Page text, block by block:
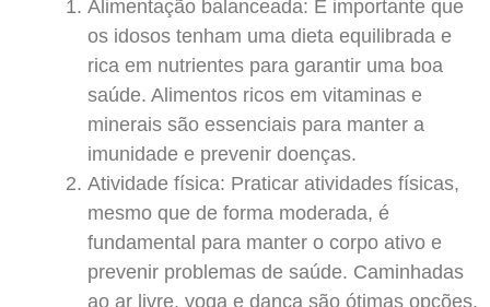
Alimentação balanceada: É importante que
os idosos tenham uma dieta equilibrada e
rica em nutrientes para garantir uma boa
saúde. Alimentos ricos em vitaminas e
minerais são essenciais para manter a
imunidade e prevenir doenças.
Atividade física: Praticar atividades físicas,
mesmo que de forma moderada, é
fundamental para manter o corpo ativo e
prevenir problemas de saúde. Caminhadas
ao ar livre, yoga e dança são ótimas opções.